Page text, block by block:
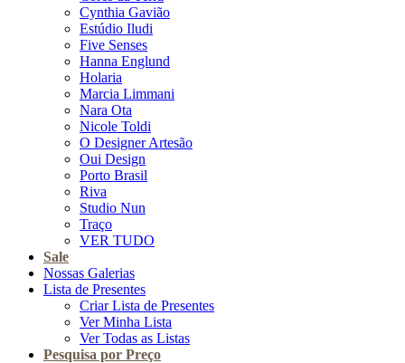
Cynthia Gavião
Estúdio Iludi
Five Senses
Hanna Englund
Holaria
Marcia Limmani
Nara Ota
Nicole Toldi
O Designer Artesão
Oui Design
Porto Brasil
Riva
Studio Nun
Traço
VER TUDO
Sale
Nossas Galerias
Lista de Presentes
Criar Lista de Presentes
Ver Minha Lista
Ver Todas as Listas
Pesquisa por Preço